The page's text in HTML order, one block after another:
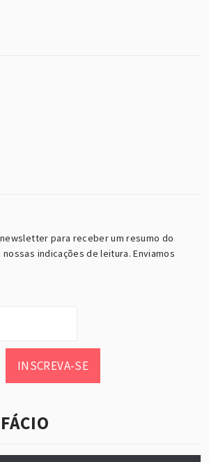
para receber um resumo do
indicações de leitura. Enviamos
INSCREVA-SE